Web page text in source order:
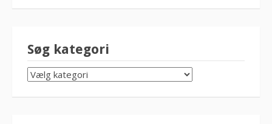
Søg kategori
SØG